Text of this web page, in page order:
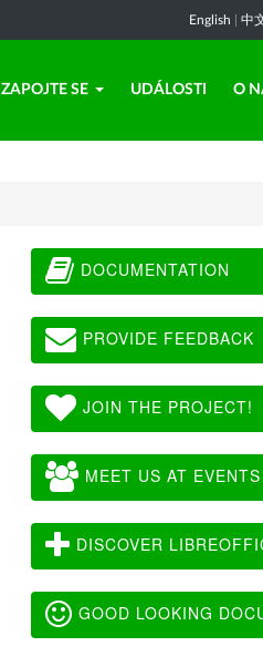
English 中
ZAPOJTE SE UDÁLOSTI O
DOCUMENTATION
PROVIDE FEEDBACK
JOIN THE PROJECT!
MEET US AT EVENTS
DISCOVER
GOOD LOOKING